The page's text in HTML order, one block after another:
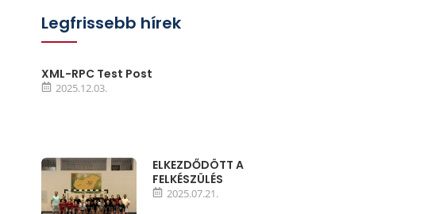
Legfrissebb hírek
XML-RPC Test Post
2025.12.03.
ELKEZDŐDÖTT A
FELKÉSZÜLÉS
2025.07.21.